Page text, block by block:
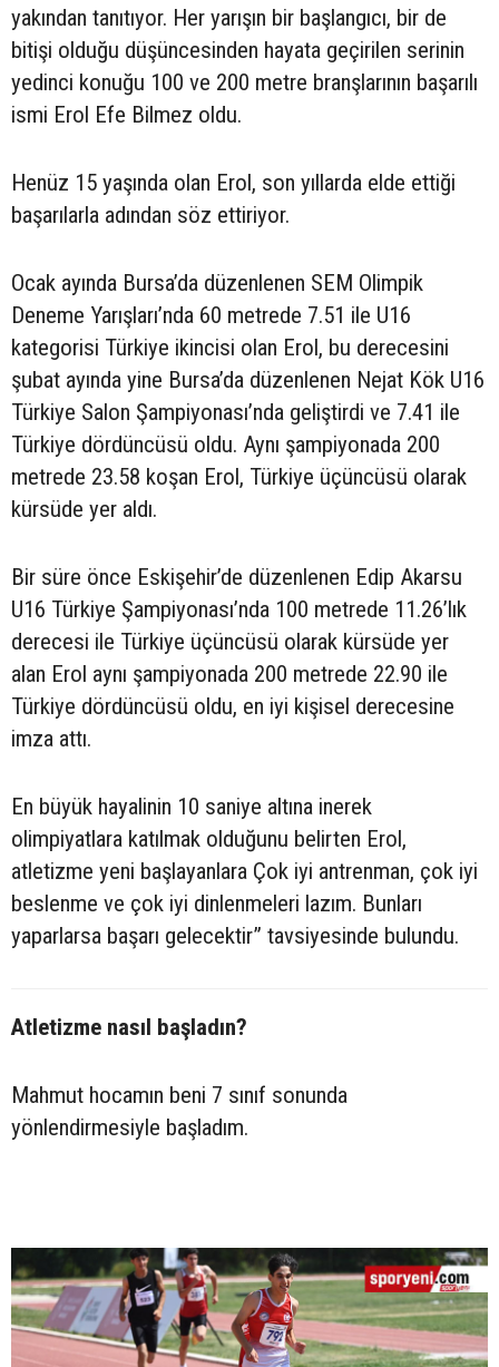
yakından tanıtıyor. Her yarışın bir başlangıcı, bir de
bitişi olduğu düşüncesinden hayata geçirilen serinin
yedinci konuğu 100 ve 200 metre branşlarının başarılı
ismi Erol Efe Bilmez oldu.
Henüz 15 yaşında olan Erol, son yıllarda elde ettiği
başarılarla adından söz ettiriyor.
Ocak ayında Bursa’da düzenlenen SEM Olimpik
Deneme Yarışları’nda 60 metrede 7.51 ile U16
kategorisi Türkiye ikincisi olan Erol, bu derecesini
şubat ayında yine Bursa’da düzenlenen Nejat Kök U16
Türkiye Salon Şampiyonası’nda geliştirdi ve 7.41 ile
Türkiye dördüncüsü oldu. Aynı şampiyonada 200
metrede 23.58 koşan Erol, Türkiye üçüncüsü olarak
kürsüde yer aldı.
Bir süre önce Eskişehir’de düzenlenen Edip Akarsu
U16 Türkiye Şampiyonası’nda 100 metrede 11.26’lık
derecesi ile Türkiye üçüncüsü olarak kürsüde yer
alan Erol aynı şampiyonada 200 metrede 22.90 ile
Türkiye dördüncüsü oldu, en iyi kişisel derecesine
imza attı.
En büyük hayalinin 10 saniye altına inerek
olimpiyatlara katılmak olduğunu belirten Erol,
atletizme yeni başlayanlara Çok iyi antrenman, çok iyi
beslenme ve çok iyi dinlenmeleri lazım. Bunları
yaparlarsa başarı gelecektir” tavsiyesinde bulundu.
Atletizme nasıl başladın?
Mahmut hocamın beni 7 sınıf sonunda
yönlendirmesiyle başladım.